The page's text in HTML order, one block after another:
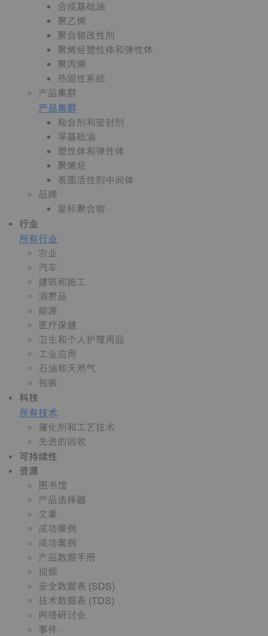
合成基础油
聚乙烯
聚合物改性剂
聚烯烃塑性体和弹性体
聚丙烯
热固性系统
产品集群
产品集群
粘合剂和密封剂
孚基础油
塑性体和弹性体
聚烯烃
表面活性剂中间体
品牌
星标聚合物
行业
所有行业
农业
汽车
建筑和施工
消费品
能源
医疗保健
卫生和个人护理用品
工业应用
石油和天然气
包装
科技
所有技术
催化剂和工艺技术
先进的回收
可持续性
资源
图书馆
产品选择器
文章
成功案例
成功案例
产品数据手册
视频
安全数据表 (SDS)
技术数据表 (TDS)
网络研讨会
事件